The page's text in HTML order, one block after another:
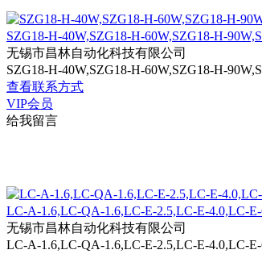
SZG18-H-40W,SZG18-H-60W,SZG18-H-
无锡市昌林自动化科技有限公司
SZG18-H-40W,SZG18-H-60W,SZG18-H-
查看联系方式
VIP会员
给我留言
LC-A-1.6,LC-QA-1.6,LC-E-2.5,LC-E-4.0,LC-
无锡市昌林自动化科技有限公司
LC-A-1.6,LC-QA-1.6,LC-E-2.5,LC-E-4.0,LC-